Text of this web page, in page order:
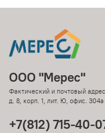
ООО "Мерес"
Фактический и почтовый
д. 8, корп. 1, лит. Ю, офис. 304а
+7(812) 715-40-